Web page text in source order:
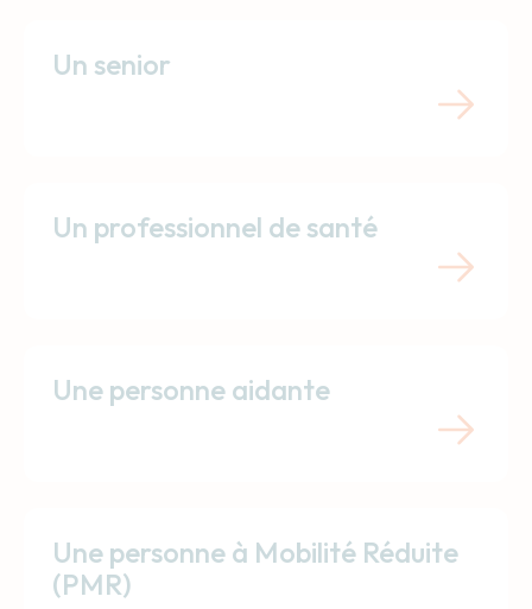
Un senior
Un professionnel de santé
Une personne aidante
Une personne à Mobilité Réduite
(PMR)